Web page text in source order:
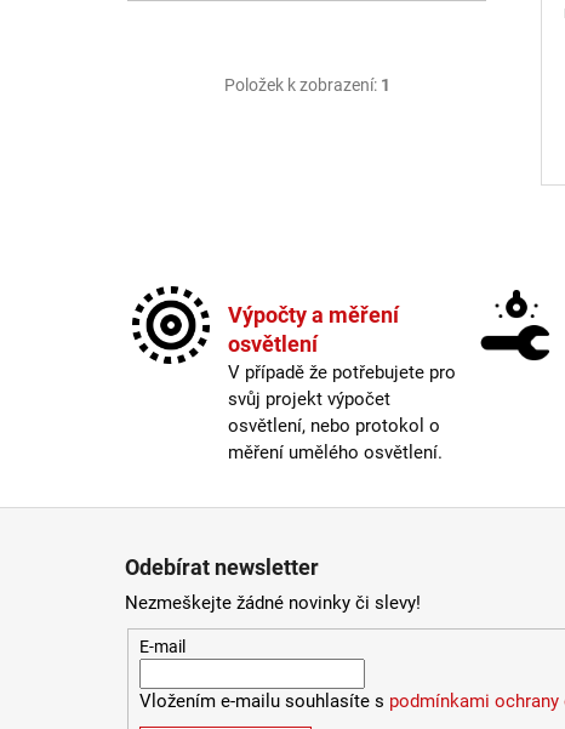
Položek k zobrazení: 1
Výpočty a měření
osvětlení
V případě že potřebujete pro
svůj projekt výpočet
osvětlení, nebo protokol o
měření umělého osvětlení.
Odebírat newsletter
Nezmeškejte žádné novinky či slevy!
E-mail
Vložením e-mailu souhlasíte s podmínkami